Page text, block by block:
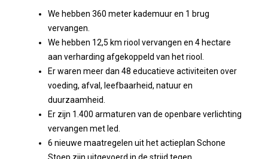
We hebben 360 meter kademuur en 1 brug
vervangen.
We hebben 12,5 km riool vervangen en 4 hectare
aan verharding afgekoppeld van het riool.
Er waren meer dan 48 educatieve activiteiten over
voeding, afval, leefbaarheid, natuur en
duurzaamheid.
Er zijn 1.400 armaturen van de openbare verlichting
vervangen met led.
6 nieuwe maatregelen uit het actieplan Schone